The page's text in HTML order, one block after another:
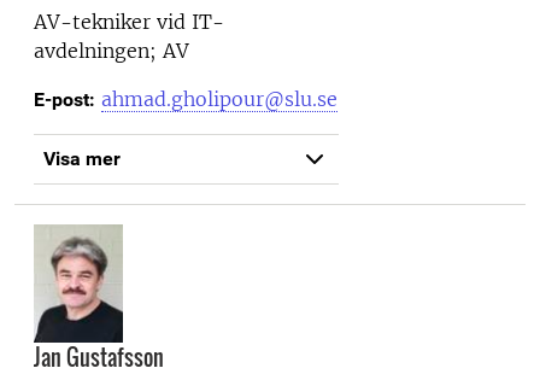
AV-tekniker vid IT-
avdelningen; AV
E-post: ahmad.gholipour@slu.se
Visa mer
Jan Gustafsson